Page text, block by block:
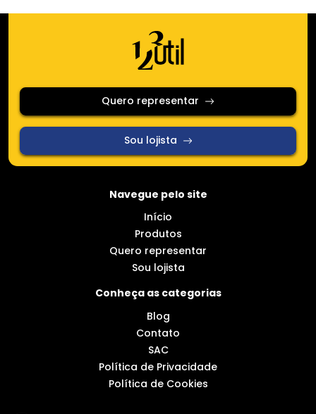
Quero representar
Sou lojista
Navegue pelo site
Início
Produtos
Quero representar
Sou lojista
Conheça as categorias
Blog
Contato
SAC
Política de Privacidade
Política de Cookies